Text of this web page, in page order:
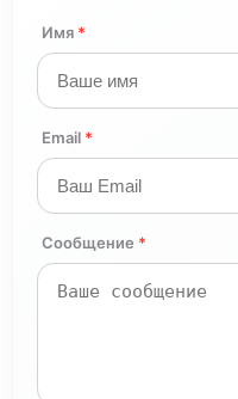
Имя *
Email *
Сообщение *